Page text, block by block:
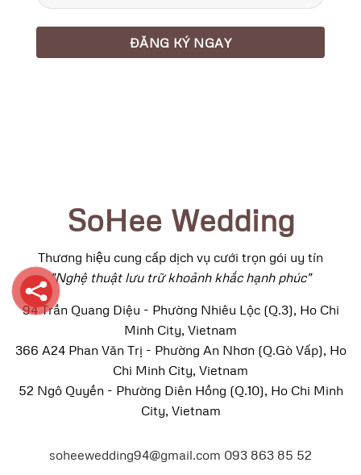
SoHee Wedding
Thương hiệu cung cấp dịch vụ cưới trọn gói uy tín
"Nghệ thuật lưu trữ khoảnh khắc hạnh phúc"
94 Trần Quang Diệu - Phường Nhiêu Lộc (Q.3), Ho Chi
Minh City, Vietnam
366 A24 Phan Văn Trị - Phường An Nhơn (Q.Gò Vấp), Ho
Chi Minh City, Vietnam
52 Ngô Quyền - Phường Diên Hồng (Q.10), Ho Chi Minh
City, Vietnam
soheewedding94@gmail.com 093 863 85 52